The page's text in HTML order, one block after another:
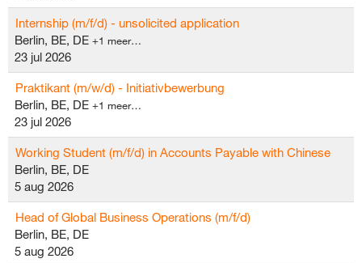
Internship (m/f/d) - unsolicited application
Berlin, BE, DE +1 meer…
23 jul 2026
Praktikant (m/w/d) - Initiativbewerbung
Berlin, BE, DE +1 meer…
23 jul 2026
Working Student (m/f/d) in Accounts Payable with Chinese
Berlin, BE, DE
5 aug 2026
Head of Global Business Operations (m/f/d)
Berlin, BE, DE
5 aug 2026